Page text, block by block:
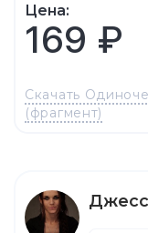
Цена:
169 ₽
Скачать
(фрагмент)